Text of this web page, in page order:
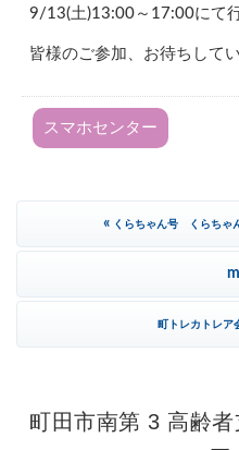
9/13(土)13:00～17:00にて行
皆様のご参加、お待ちして
スマホセンター
« くらちゃん号 くらちゃ
町トレカトレア
町田市南第 3 高齢